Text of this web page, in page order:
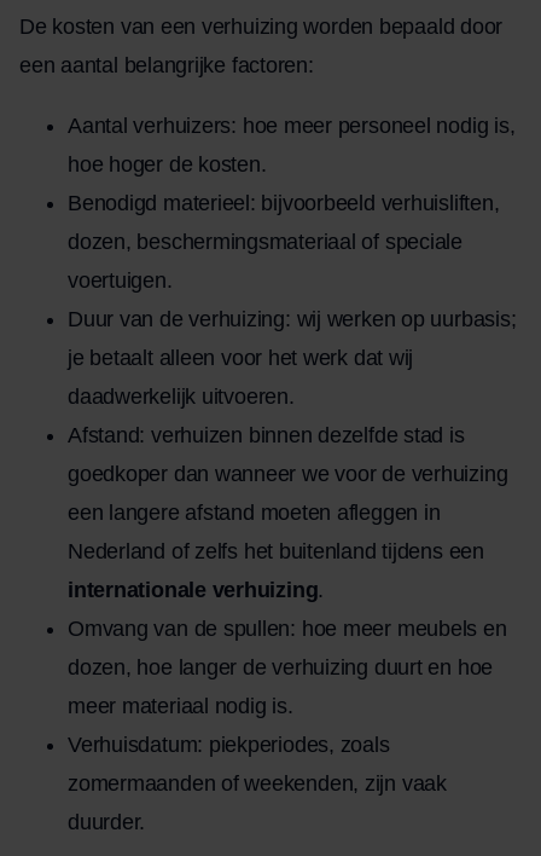
De kosten van een verhuizing worden bepaald door
een aantal belangrijke factoren:
Aantal verhuizers: hoe meer personeel nodig is,
hoe hoger de kosten.
Benodigd materieel: bijvoorbeeld verhuisliften,
dozen, beschermingsmateriaal of speciale
voertuigen.
Duur van de verhuizing: wij werken op uurbasis;
je betaalt alleen voor het werk dat wij
daadwerkelijk uitvoeren.
Afstand: verhuizen binnen dezelfde stad is
goedkoper dan wanneer we voor de verhuizing
een langere afstand moeten afleggen in
Nederland of zelfs het buitenland tijdens een
internationale verhuizing.
Omvang van de spullen: hoe meer meubels en
dozen, hoe langer de verhuizing duurt en hoe
meer materiaal nodig is.
Verhuisdatum: piekperiodes, zoals
zomermaanden of weekenden, zijn vaak
duurder.